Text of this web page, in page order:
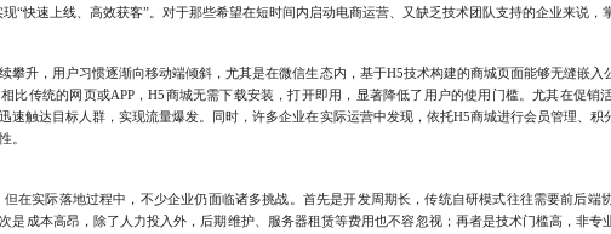
“快速上线、高效获客”。对于那些希望在短时间内启动电商运营、又缺乏技术团队支持的企业来说，
升，用户习惯逐渐向移动端倾斜，尤其是在微信生态内，基于H5技术构建的商城页面能够无缝嵌入
比传统的网页或APP，H5商城无需下载安装，打开即用，显著降低了用户的使用门槛。尤其在促销
速触达目标人群，实现流量爆发。同时，许多企业在实际运营中发现，依托H5商城进行会员管理、
。
实际落地过程中，不少企业仍面临诸多挑战。首先是开发周期长，传统自研模式往往需要前后端
是成本高昂，除了人力投入外，后期维护、服务器租赁等费用也不容忽视；再者是技术门槛高，非专